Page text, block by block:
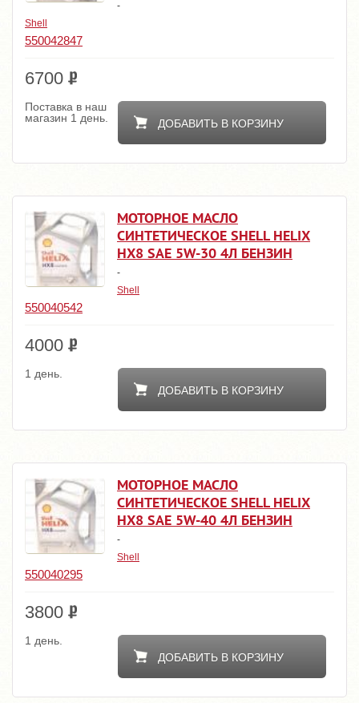
-
Shell
550042847
6700
ДОБАВИТЬ В КОРЗИНУ
Поставка в наш
магазин 1 день.
МОТОРНОЕ МАСЛО
СИНТЕТИЧЕСКОЕ SHELL HELIX
HX8 SAE 5W-30 4Л БЕНЗИН
-
Shell
550040542
4000
ДОБАВИТЬ В КОРЗИНУ
1 день.
МОТОРНОЕ МАСЛО
СИНТЕТИЧЕСКОЕ SHELL HELIX
HX8 SAE 5W-40 4Л БЕНЗИН
-
Shell
550040295
3800
ДОБАВИТЬ В КОРЗИНУ
1 день.